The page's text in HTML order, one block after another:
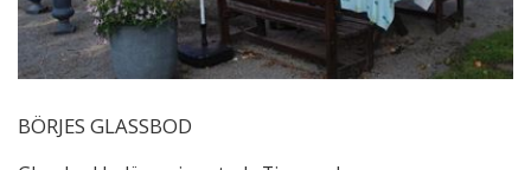
BÖRJES GLASSBOD